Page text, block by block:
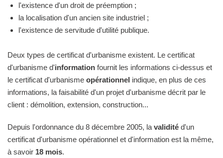
l'existence d'un droit de préemption ;
la localisation d'un ancien site industriel ;
l'existence de servitude d'utilité publique.
Deux types de certificat d'urbanisme existent. Le certificat
d'urbanisme d'information fournit les informations ci-dessus et
le certificat d'urbanisme opérationnel indique, en plus de ces
informations, la faisabilité d'un projet d'urbanisme décrit par le
client : démolition, extension, construction...
Depuis l'ordonnance du 8 décembre 2005, la validité d'un
certificat d'urbanisme opérationnel et d'information est la même,
à savoir 18 mois.